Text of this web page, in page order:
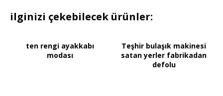
ilginizi çekebilecek ürünler:
ten rengi ayakkabı
modası
Teşhir bulaşık makinesi
satan yerler fabrikadan
defolu